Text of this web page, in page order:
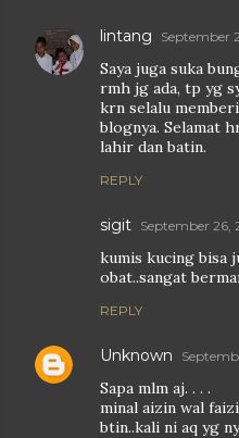
lintang September
Saya juga suka
rmh jg ada, tp yg
krn selalu
blognya. Selamat
lahir dan batin.
REPLY
sigit September 26,
kumis kucing bisa
obat..sangat
REPLY
Unknown
Sapa mlm aj. . . .
minal aizin wal
btin..kali ni aq yg